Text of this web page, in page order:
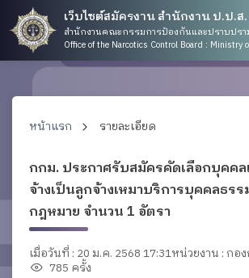
เว็บไซต์สมัครงาน สำนักงาน ป.ป.ส.
สำนักงานคณะกรรมการป้องกันและปราบปรา
Office of the Narcotics Control Board : Ministry
หน้าแรก รายละเอียด
กกม. ประกาศรับสมัครคัดเลือกบุคค
จ้างเป็นลูกจ้างเหมาบริการบุคคลธรร
กฎหมาย จำนวน 1 อัตรา
เมื่อวันที่ : 20 ม.ค. 2568 17:31หน่วยงาน : กอ
785 ครั้ง